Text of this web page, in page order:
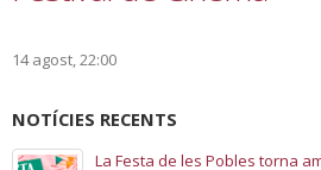
14 agost, 22:00
NOTÍCIES RECENTS
La Festa de les Pobles torna